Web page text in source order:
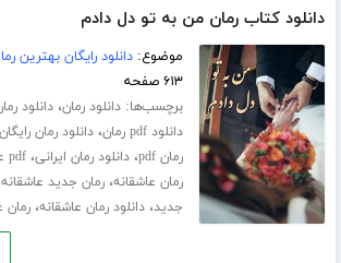
دانلود کتاب رمان من به تو دل دادم
موضوع:دانلود رایگان بهترین
۶۱۳ صفحه
برچسب‌ها:دانلود رمان،دانلود
دانلود pdf رمان ،دانلود رمان رایگان
رمان pdf ،دانلود رمان ایرانی،pdf عاشقانه
رمان عاشقانه،رمان جدید عاشقانه
جدید،دانلود رمان عاشقانه،رمان